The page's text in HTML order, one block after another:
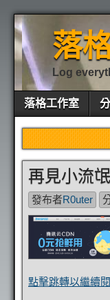
落
Log
落格工作室
再見小流
發布者R0uter
點擊跳轉以繼續